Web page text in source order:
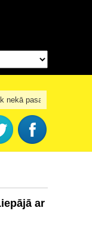
dienu
ar